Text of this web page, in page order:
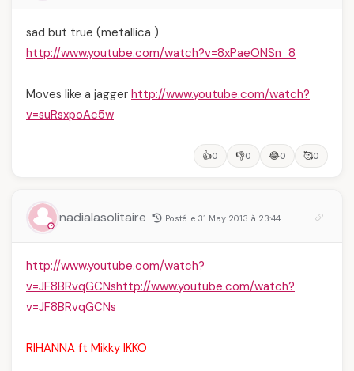
sad but true (metallica )
http://www.youtube.com/watch?v=8xPaeONSn_8
Moves like a jagger http://www.youtube.com/watch?
v=suRsxpoAc5w
👍0 👎0 😂0 🥰0
nadialasolitaire Posté le 31 May 2013 à 23:44
http://www.youtube.com/watch?
v=JF8BRvqGCNshttp://www.youtube.com/watch?
v=JF8BRvqGCNs
RIHANNA ft Mikky IKKO